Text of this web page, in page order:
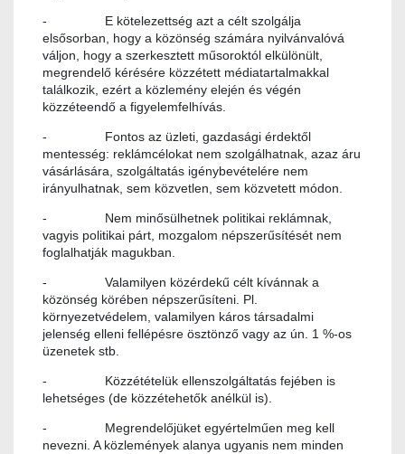
- E kötelezettség azt a célt szolgálja
elsősorban, hogy a közönség számára nyilvánvalóvá
váljon, hogy a szerkesztett műsoroktól elkülönült,
megrendelő kérésére közzétett médiatartalmakkal
találkozik, ezért a közlemény elején és végén
közzéteendő a figyelemfelhívás.
- Fontos az üzleti, gazdasági érdektől
mentesség: reklámcélokat nem szolgálhatnak, azaz áru
vásárlására, szolgáltatás igénybevételére nem
irányulhatnak, sem közvetlen, sem közvetett módon.
- Nem minősülhetnek politikai reklámnak,
vagyis politikai párt, mozgalom népszerűsítését nem
foglalhatják magukban.
- Valamilyen közérdekű célt kívánnak a
közönség körében népszerűsíteni. Pl.
környezetvédelem, valamilyen káros társadalmi
jelenség elleni fellépésre ösztönző vagy az ún. 1 %-os
üzenetek stb.
- Közzétételük ellenszolgáltatás fejében is
lehetséges (de közzétehetők anélkül is).
- Megrendelőjüket egyértelműen meg kell
nevezni. A közlemények alanya ugyanis nem minden